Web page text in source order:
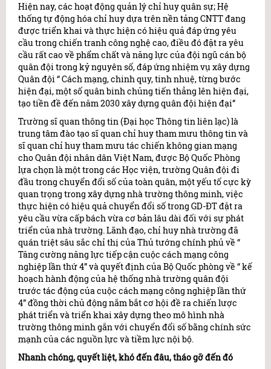
Hiện nay, các hoạt động quản lý chỉ huy quân sự; Hệ
thống tự động hóa chỉ huy dựa trên nền tảng CNTT đang
được triển khai và thực hiện có hiệu quả đáp ứng yêu
cầu trong chiến tranh công nghệ cao, điều đó đặt ra yêu
cầu rất cao về phẩm chất và năng lực của đội ngũ cán bộ
quân đội trong kỷ nguyên số, đáp ứng nhiệm vụ xây dựng
Quân đội “ Cách mạng, chinh quy, tinh nhuệ, từng bước
hiện đại, một số quân binh chủng tiến thẳng lên hiện đại,
tạo tiền đề đến năm 2030 xây dựng quân đội hiện đại”
Trường sĩ quan thông tin (Đại học Thông tin liên lạc) là
trung tâm đào tạo sĩ quan chỉ huy tham mưu thông tin và
sĩ quan chỉ huy tham mưu tác chiến không gian mạng
cho Quân đội nhân dân Việt Nam, được Bộ Quốc Phòng
lựa chọn là một trong các Học viện, trường Quân đội đi
đầu trong chuyển đổi số của toàn quân, một yếu tố cực kỳ
quan trọng trong xây dựng nhà trường thông minh, việc
thực hiện có hiệu quả chuyển đổi số trong GD-ĐT đặt ra
yêu cầu vừa cấp bách vừa cơ bản lâu dài đối với sự phát
triển của nhà trường. Lãnh đạo, chỉ huy nhà trường đã
quán triệt sâu sắc chỉ thị của Thủ tướng chính phủ về “
Tăng cường năng lực tiếp cận cuộc cách mạng công
nghiệp lần thứ 4” và quyết định của Bộ Quốc phòng về “ kế
hoạch hành động của hệ thống nhà trường quân đội
trước tác động của cuộc cách mạng công nghiệp lần thứ
4” đồng thời chủ động nắm bắt cơ hội đề ra chiến lược
phát triển và triển khai xây dựng theo mô hình nhà
trường thông minh gắn với chuyển đổi số bằng chính sức
mạnh của các nguồn lực và tiềm lực nội bộ.
Nhanh chóng, quyết liệt, khó đến đâu, tháo gỡ đến đó